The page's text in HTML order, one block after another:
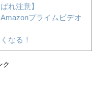
れ注意】
プライムビデオ
なる！
ク